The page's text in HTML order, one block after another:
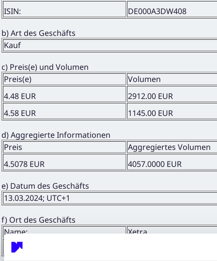
ISIN:
DE000A3DW408
b) Art des Geschäfts
Kauf
c) Preis(e) und Volumen
Preis(e)
Volumen
4.48 EUR
2912.00 EUR
4.58 EUR
1145.00 EUR
d) Aggregierte Informationen
Preis
Aggregiertes Volumen
4.5078 EUR
4057.0000 EUR
e) Datum des Geschäfts
13.03.2024; UTC+1
f) Ort des Geschäfts
Name:
Xetra
MIC: